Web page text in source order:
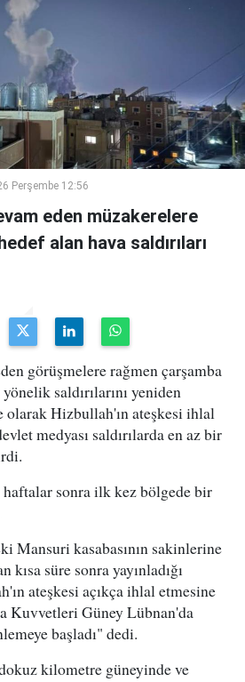
Perşembe 12:56
eden müzakerelere
alan hava saldırıları
görüşmelere rağmen çarşamba
saldırılarını yeniden
olarak Hizbullah'ın ateşkesi ihlal
medyası saldırılarda en az bir
haftalar sonra ilk kez bölgede bir
Mansuri kasabasının sakinlerine
kısa süre sonra yayınladığı
ateşkesi açıkça ihlal etmesine
Kuvvetleri Güney Lübnan'da
başladı" dedi.
kilometre güneyinde ve